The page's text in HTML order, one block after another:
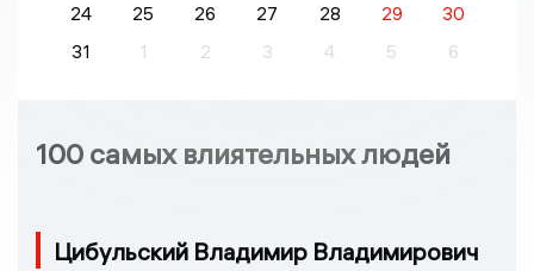
24
25 26 27 28 29
30
31
1 2 3 4 5 6
100 самых влиятельных людей
Цибульский Владимир Владимирович